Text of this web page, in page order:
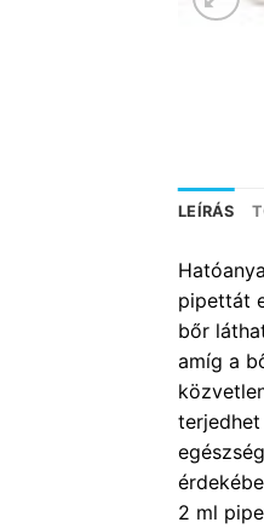
LEÍRÁS
pipettát
bőr
amíg a
2 ml